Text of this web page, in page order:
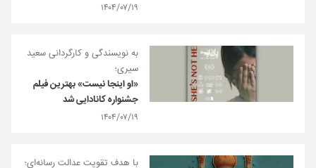
۱۴۰۴/۰۷/۱۹
به نویسندگی و کارگردانی سعید
سیری؛
«او اینجا نیست» بهترین فیلم
جشنواره کانادایی شد
۱۴۰۴/۰۷/۱۹
با هدف تقویت عدالت رسانه‌ای؛